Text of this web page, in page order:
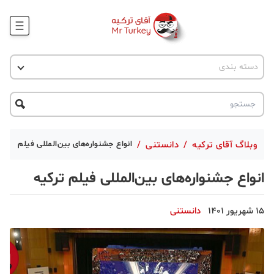
وبلاگ
جاذبه گردشگری
دسته بندی
اخبار ترکیه
پروژه ها
تحصیل در ترکیه
ترکیه گردی
دانستنی
دکوراسیون
قبرس
وبلاگ آقای ترکیه / دانستنی / انواع جشنواره‌های بین‌المللی فیلم
انواع جشنواره‌های بین‌المللی فیلم ترکیه
15 شهریور 1401 دانستنی